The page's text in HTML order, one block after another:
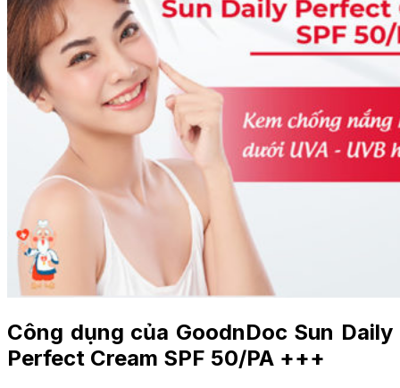
Công dụng của GoodnDoc Sun Daily
Perfect Cream SPF 50/PA +++